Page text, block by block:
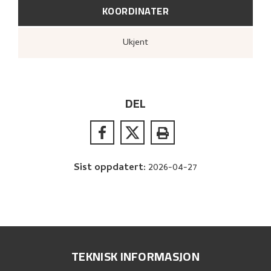
KOORDINATER
Ukjent
DEL
Sist oppdatert: 2026-04-27
TEKNISK INFORMASJON